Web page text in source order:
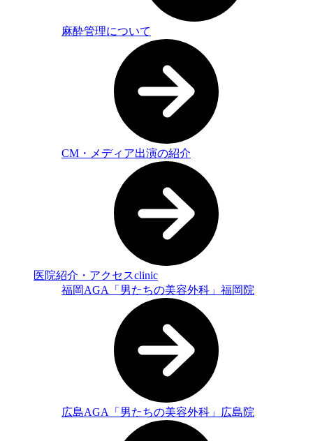
麻酔管理について
CM・メディア出演の紹介
医院紹介・アクセスclinic
福岡AGA「男たちの美容外科」福岡院
広島AGA「男たちの美容外科」広島院